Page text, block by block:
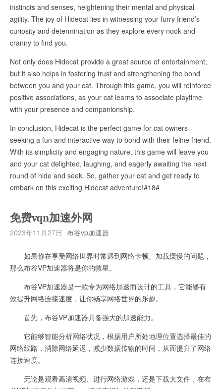
instincts and senses, heightening their mental and physical
agility. The joy of Hidecat lies in witnessing your furry friend’s
curiosity and determination as they explore every nook and
cranny to find you.
Not only does Hidecat provide a great source of entertainment,
but it also helps in fostering trust and strengthening the bond
between you and your cat. Through this game, you will reinforce
positive associations, as your cat learns to associate playtime
with your presence and companionship.
In conclusion, Hidecat is the perfect game for cat owners
seeking a fun and interactive way to bond with their feline friend.
With its simplicity and engaging nature, this game will leave you
and your cat delighted, laughing, and eagerly awaiting the next
round of hide and seek. So, gather your cat and get ready to
embark on this exciting Hidecat adventure!#18#
免费vqn加速外网
2023年11月27日 布谷vp加速器
如果你在享受网络世界时常遇到网络卡顿、加载缓慢的问题，
那么布谷VP加速器将是你的救星。
布谷VP加速器是一款专为网络加速而设计的工具，它能够有
效提升网络连接速度，让你畅享网络世界的乐趣。
首先，布谷VP加速器具备强大的加速能力。
它能够智能分析网络状况，根据用户所处地理位置选择最佳的
网络线路，消除网络延迟，减少数据传输的时间，从而提升了网络
连接速度。
无论是观看高清视频、进行网络游戏，还是下载大文件，在布